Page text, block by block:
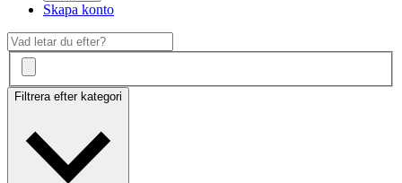
Skapa konto
Filtrera efter kategori